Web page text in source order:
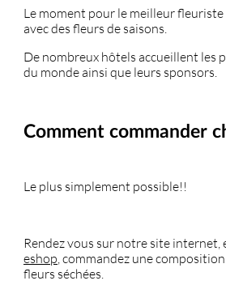
Le moment pour le meilleur fleuriste
avec des fleurs de saisons.
De nombreux hôtels accueillent les
du monde ainsi que leurs sponsors.
Comment commander
Le plus simplement possible!!
Rendez vous sur notre site
eshop , commandez une
fleurs séchées.